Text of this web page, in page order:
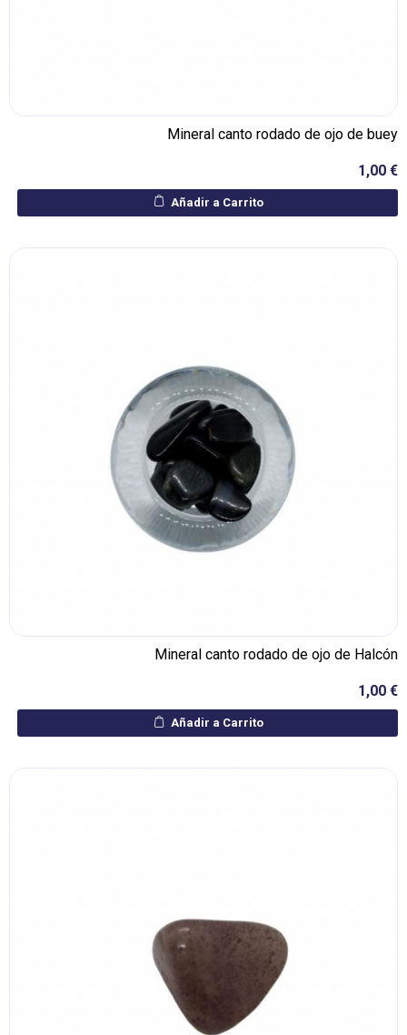
Mineral canto rodado de ojo de buey
1,00 €
Añadir a Carrito
Mineral canto rodado de ojo de Halcón
1,00 €
Añadir a Carrito